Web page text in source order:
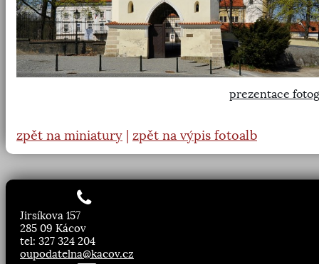
prezentace
zpět na miniatury zpět na výpis fotoalb
Jirsíkova 157
285 09 Kácov
tel: 327 324 204
oupodatelna@kacov.cz